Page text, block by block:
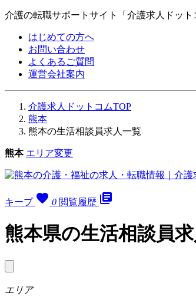
介護の転職サポートサイト「介護求人ドッ
はじめての方へ
お問い合わせ
よくあるご質問
運営会社案内
介護求人ドットコムTOP
熊本
熊本の生活相談員求人一覧
熊本 エリア変更
キープ favorite 0 閲覧履歴 library_books
熊本県の生活相談員
エリア